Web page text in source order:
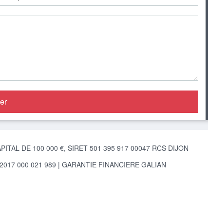
DE 100 000 €, SIRET 501 395 917 00047 RCS DIJON
000 021 989 | GARANTIE FINANCIERE GALIAN